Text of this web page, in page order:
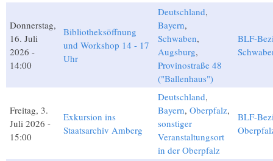
Donnerstag,
16. Juli
2026 -
14:00
Bibliotheksöffnung
und Workshop 14 - 17
Uhr
Deutschland,
Bayern,
Schwaben,
Augsburg,
Provinostraße 48
("Ballenhaus")
BLF-
Freitag, 3.
Juli 2026 -
15:00
Exkursion ins
Staatsarchiv Amberg
Deutschland,
Bayern, Oberpfalz,
sonstiger
Veranstaltungsort
in der Oberpfalz
BLF-